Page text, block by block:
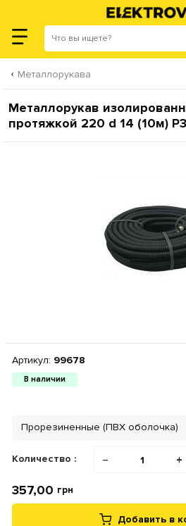
Металлорукава
Металлорукав
протяжкой 220 d 14 (10м)
Артикул: 99678
В наличии
Прорезиненные (ПВХ оболочка)
Количество : − +
357,00 грн
Добавить в